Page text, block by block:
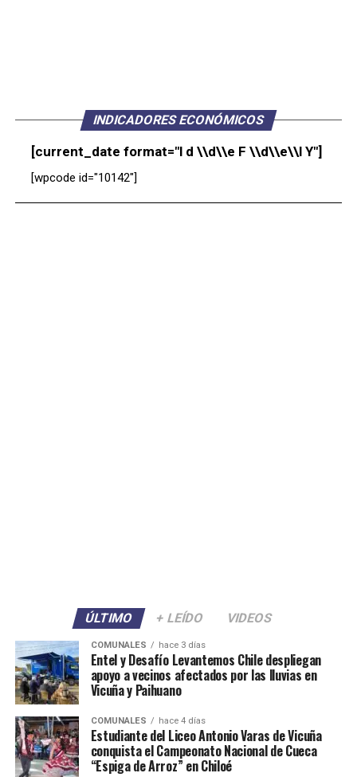
INDICADORES ECONÓMICOS
[current_date format="l d \\d\\e F \\d\\e\\l Y"]
[wpcode id="10142"]
ÚLTIMO + LEÍDO VIDEOS
COMUNALES hace 3 días
Entel y Desafío Levantemos Chile despliegan
apoyo a vecinos afectados por las lluvias en
Vicuña y Paihuano
COMUNALES hace 4 días
Estudiante del Liceo Antonio Varas de Vicuña
conquista el Campeonato Nacional de Cueca
“Espiga de Arroz” en Chiloé